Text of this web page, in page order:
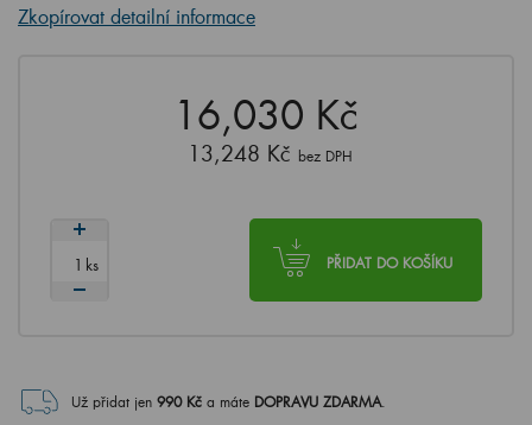
Zkopírovat detailní informace
16,030 Kč
13,248 Kč bez DPH
PŘIDAT DO KOŠÍKU
ks
Už přidat jen 990Kč a máte DOPRAVU ZDARMA.